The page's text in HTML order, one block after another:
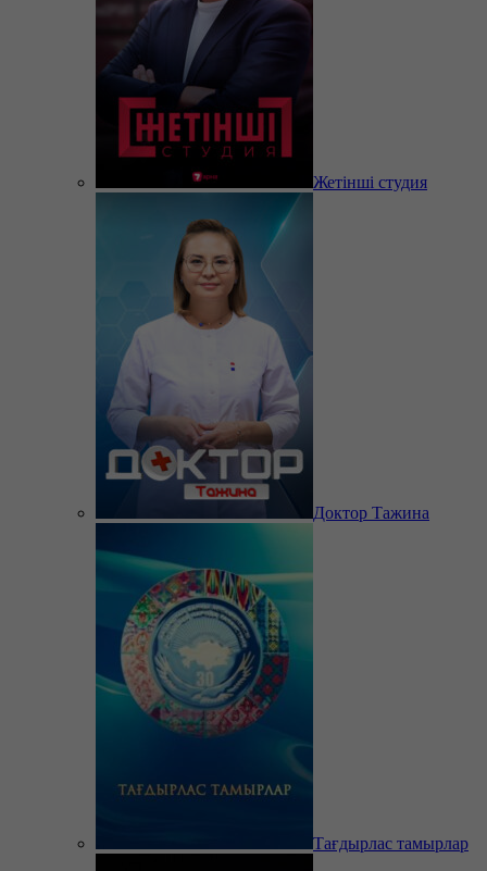
Жетінші студия
Доктор Тажина
Тағдырлас тамырлар